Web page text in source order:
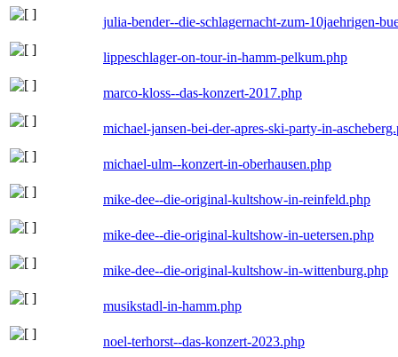
julia-bender--die-schlagernacht-zum-10jaehrigen-
lippeschlager-on-tour-in-hamm-pelkum.php
marco-kloss--das-konzert-2017.php
michael-jansen-bei-der-apres-ski-party-in-
michael-ulm--konzert-in-oberhausen.php
mike-dee--die-original-kultshow-in-reinfeld.php
mike-dee--die-original-kultshow-in-uetersen.php
mike-dee--die-original-kultshow-in-wittenburg.php
musikstadl-in-hamm.php
noel-terhorst--das-konzert-2023.php